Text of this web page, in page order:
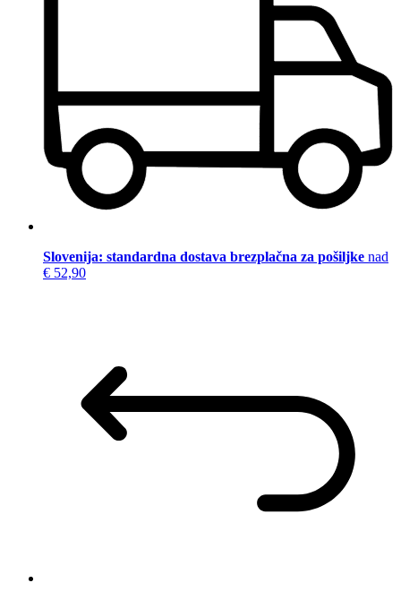
Slovenija: standardna dostava brezplačna za pošiljke nad
€ 52,90